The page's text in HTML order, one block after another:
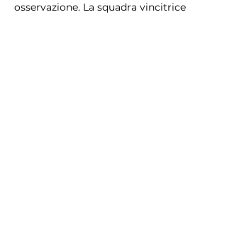
osservazione. La squadra vincitrice